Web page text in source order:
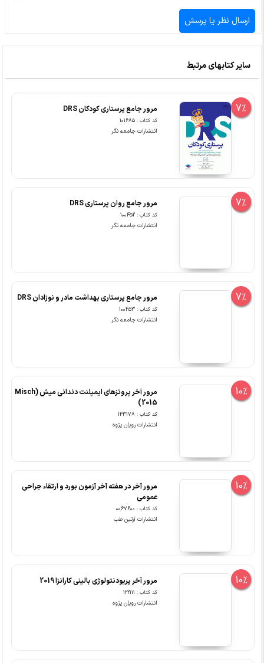
سایر کتابهای مرتبط
7% مرور جامع پرستاری کودکان DRS
کد کتاب : 101685
انتشارات جامعه نگر
7% مرور جامع روان پرستاری DRS
کد کتاب : 100452
انتشارات جامعه نگر
7% مرور جامع پرستاری بهداشت مادر و نوزادان DRS
کد کتاب : 100453
انتشارات جامعه نگر
10%
مرور آخر پروتزهای ایمپلنت دندانی میش (Misch
2015)
کد کتاب : 143178
انتشارات رویان پژوه
10%
مرور آخر در هفته آخر آزمون بورد و ارتقاء جراحی
عمومی
کد کتاب : 0067600
انتشارات آرتین طب
10% مرور آخر پریودنتولوژی بالینی کارانزا 2019
کد کتاب : 122111
انتشارات رویان پژوه